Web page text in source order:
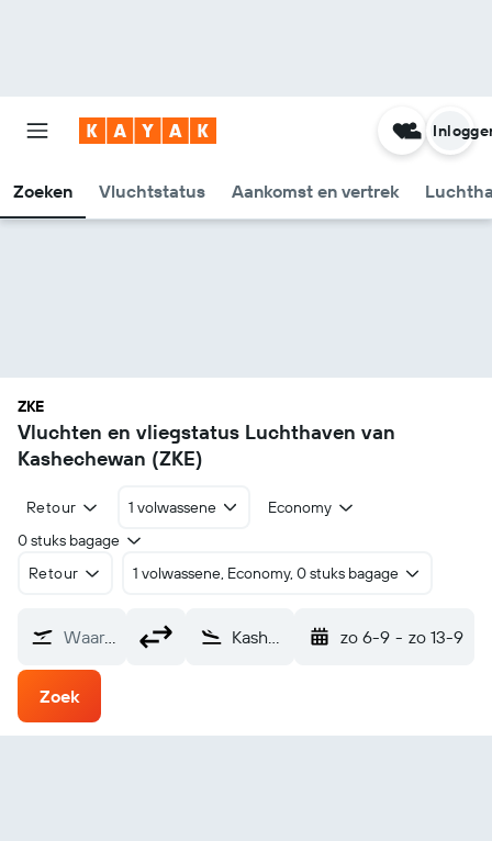
Zoeken Vluchtstatus Aankomst en vertrek
ZKE
Vluchten en vliegstatus Luchthaven van
Kashechewan (ZKE)
Retour 1 volwassene
Economy
0 stuks bagage
Retour
1 volwassene, Economy, 0 stuks bagage
Waarvandaan? Kashechewan (ZKE) zo 6-9 - zo 13-9
Zoek